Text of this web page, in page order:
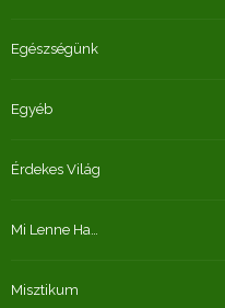
Egészségünk
Egyéb
Érdekes Világ
Mi Lenne Ha…
Misztikum